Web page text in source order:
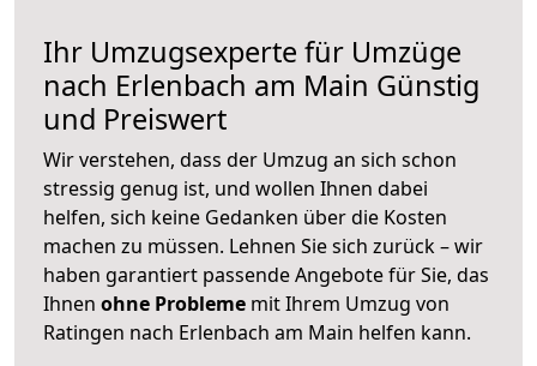
Ihr Umzugsexperte für Umzüge
nach Erlenbach am Main Günstig
und Preiswert
Wir verstehen, dass der Umzug an sich schon
stressig genug ist, und wollen Ihnen dabei
helfen, sich keine Gedanken über die Kosten
machen zu müssen. Lehnen Sie sich zurück – wir
haben garantiert passende Angebote für Sie, das
Ihnen ohne Probleme mit Ihrem Umzug von
Ratingen nach Erlenbach am Main helfen kann.